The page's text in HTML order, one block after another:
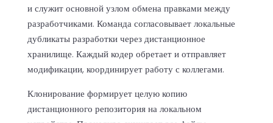
и служит основной узлом обмена правками между
разработчиками. Команда согласовывает локальные
дубликаты разработки через дистанционное
хранилище. Каждый кодер обретает и отправляет
модификации, координирует работу с коллегами.
Клонирование формирует целую копию
дистанционного репозитория на локальном